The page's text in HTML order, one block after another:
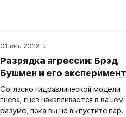
01 окт. 2022 г.
Разрядка агрессии: Брэд
Бушмен и его эксперимент
Согласно гидравлической модели
гнева, гнев накапливается в вашем
разуме, пока вы не выпустите пар.